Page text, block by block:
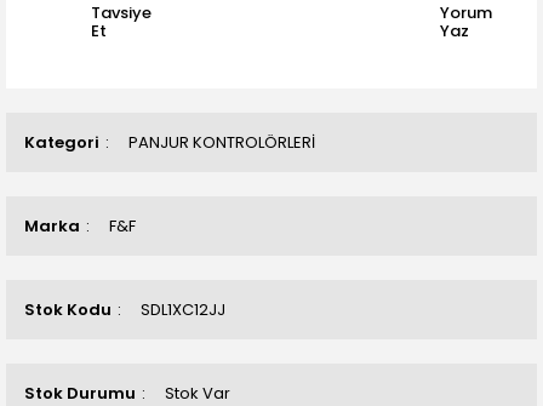
Kategori PANJUR KONTROLÖRLERİ
Marka F&F
Stok Kodu SDL1XC12JJ
Stok Durumu Stok Var
Tavsiye
Et
Yorum
Yaz